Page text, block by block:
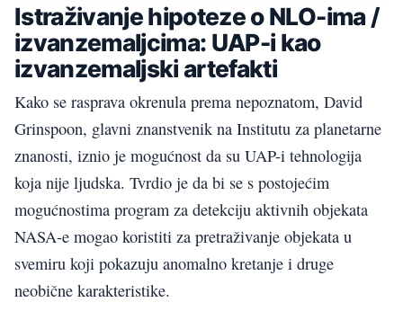
Istraživanje hipoteze o NLO-ima /
izvanzemaljcima: UAP-i kao
izvanzemaljski artefakti
Kako se rasprava okrenula prema nepoznatom, David
Grinspoon, glavni znanstvenik na Institutu za planetarne
znanosti, iznio je mogućnost da su UAP-i tehnologija
koja nije ljudska. Tvrdio je da bi se s postojećim
mogućnostima program za detekciju aktivnih objekata
NASA-e mogao koristiti za pretraživanje objekata u
svemiru koji pokazuju anomalno kretanje i druge
neobične karakteristike.